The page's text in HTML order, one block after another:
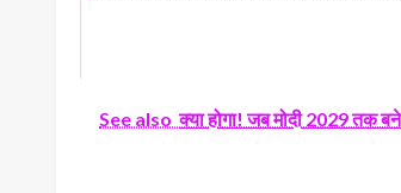
See also क्या होगा! जब मोदी 2029 तक